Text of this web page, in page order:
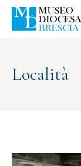
Località